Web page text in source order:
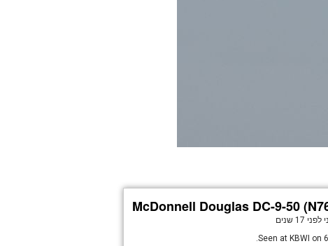
McDonnell Douglas DC-9-50
לפני 17 שנים
Seen at KBWI on